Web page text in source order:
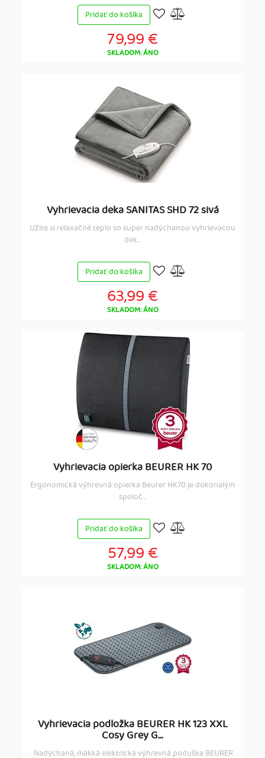
Pridať do košíka
79,99 €
SKLADOM: ÁNO
Vyhrievacia deka SANITAS SHD 72 sivá
Užite si relaxačné teplo so super nadýchanou vyhrievacou
dek...
Pridať do košíka
63,99 €
SKLADOM: ÁNO
Vyhrievacia opierka BEURER HK 70
Ergonomická výhrevná opierka Beurer HK70 je dokonalým
spoloč...
Pridať do košíka
57,99 €
SKLADOM: ÁNO
Vyhrievacia podložka BEURER HK 123 XXL
Cosy Grey G...
Nadýchaná, mäkká elektrická výhrevná poduška BEURER